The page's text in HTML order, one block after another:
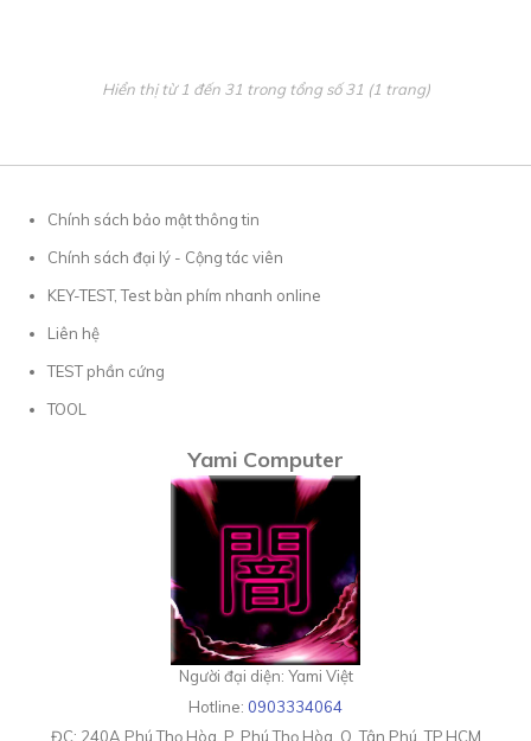
Hiển thị từ 1 đến 31 trong tổng số 31 (1 trang)
Chính sách bảo mật thông tin
Chính sách đại lý - Cộng tác viên
KEY-TEST, Test bàn phím nhanh online
Liên hệ
TEST phần cứng
TOOL
Yami Computer
Người đại diện: Yami Việt
Hotline: 0903334064
ĐC: 240A Phú Thọ Hòa, P. Phú Thọ Hòa, Q. Tân Phú, TP.HCM